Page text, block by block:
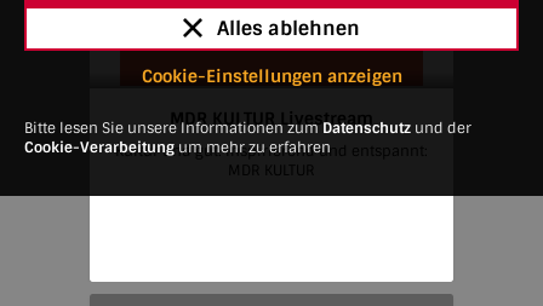
Alles ablehnen
Cookie-Einstellungen anzeigen
Bitte lesen Sie unsere Informationen zumDatenschutz und der
Cookie-Verarbeitung um mehr zu erfahren
MDR KULTUR Livestream
Kultur und gut. Inspirierend und entspannt:
MDR KULTUR